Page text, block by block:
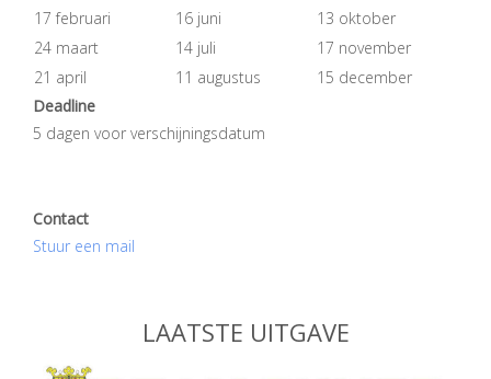
17 februari
16 juni
13 oktober
24 maart
14 juli
17 november
21 april
11 augustus
15 december
Deadline
5 dagen voor verschijningsdatum
Contact
Stuur een mail
LAATSTE UITGAVE